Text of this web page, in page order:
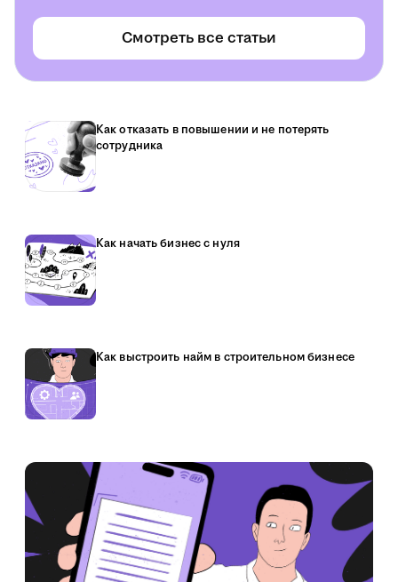
Смотреть все статьи
Как отказать в повышении и не потерять
сотрудника
Как начать бизнес с нуля
Как выстроить найм в строительном бизнесе